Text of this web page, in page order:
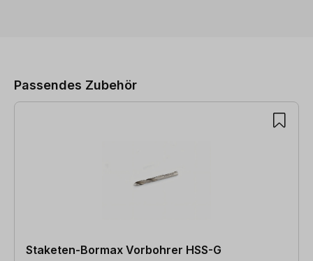
Passendes Zubehör
Staketen-Bormax Vorbohrer HSS-G